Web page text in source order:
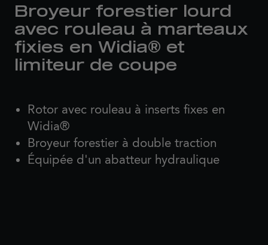
Broyeur forestier lourd
avec rouleau à marteaux
fixies en Widia® et
limiteur de coupe
Rotor avec rouleau à inserts fixes en
Widia®
Broyeur forestier à double traction
Équipée d'un abatteur hydraulique